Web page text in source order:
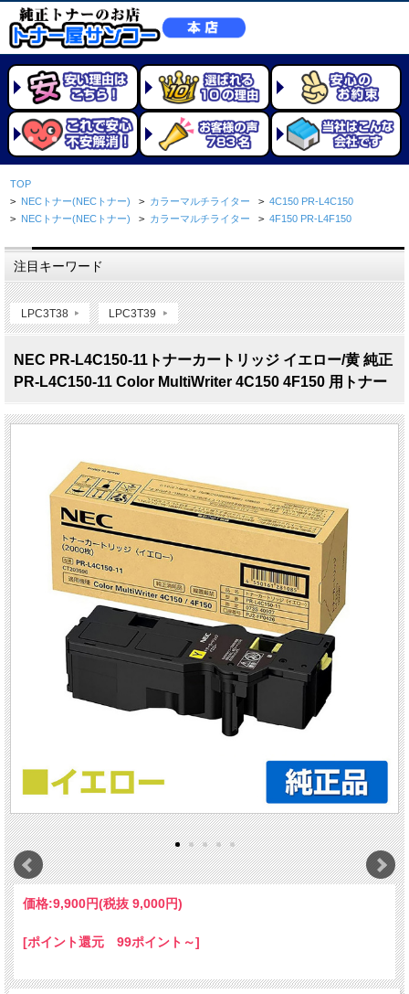
TOP
> NECトナー(NECトナー) > カラーマルチライター > 4C150 PR-L4C150
> NECトナー(NECトナー) > カラーマルチライター > 4F150 PR-L4F150
注目キーワード
LPC3T38 LPC3T39
NEC PR-L4C150-11トナーカートリッジ イエロー/黄 純正
PR-L4C150-11 Color MultiWriter 4C150 4F150 用トナー
価格:9,900円(税抜 9,000円)
[ポイント還元 99ポイント～]